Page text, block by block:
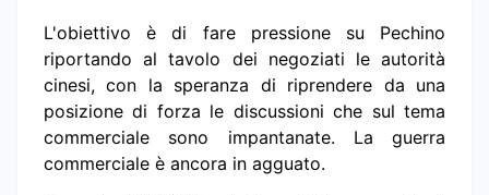
L'obiettivo è di fare pressione su Pechino
riportando al tavolo dei negoziati le autorità
cinesi, con la speranza di riprendere da una
posizione di forza le discussioni che sul tema
commerciale sono impantanate. La guerra
commerciale è ancora in agguato.